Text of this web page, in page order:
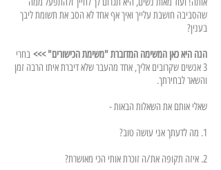
שהסביבה חושבת עלייך ואיך אף אחד לא הסב את תשומת ליבך
בענין?
הנה היא כאן המשימה המדוברת "משימת הכישורים" >>> בחרי
3 אנשים שקרובים אליך, אחד מהעבר שלא דיברת איתו הרבה זמן
והשאר לבחירתך.
שאלי אותם את השאלות הבאות -
1. מה לדעתך אני עושה טוב?
2. איזה תקופה את/ה זוכרת אותי הכי מאושרת?